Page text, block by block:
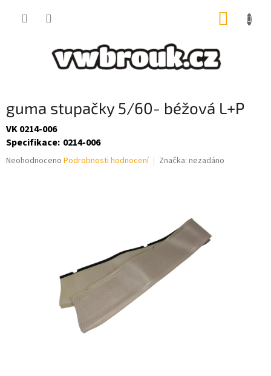
guma stupačky 5/60- béžová L+P
VK 0214-006
Specifikace: 0214-006
Průměrné
Neohodnoceno Podrobnosti hodnocení Značka: nezadáno